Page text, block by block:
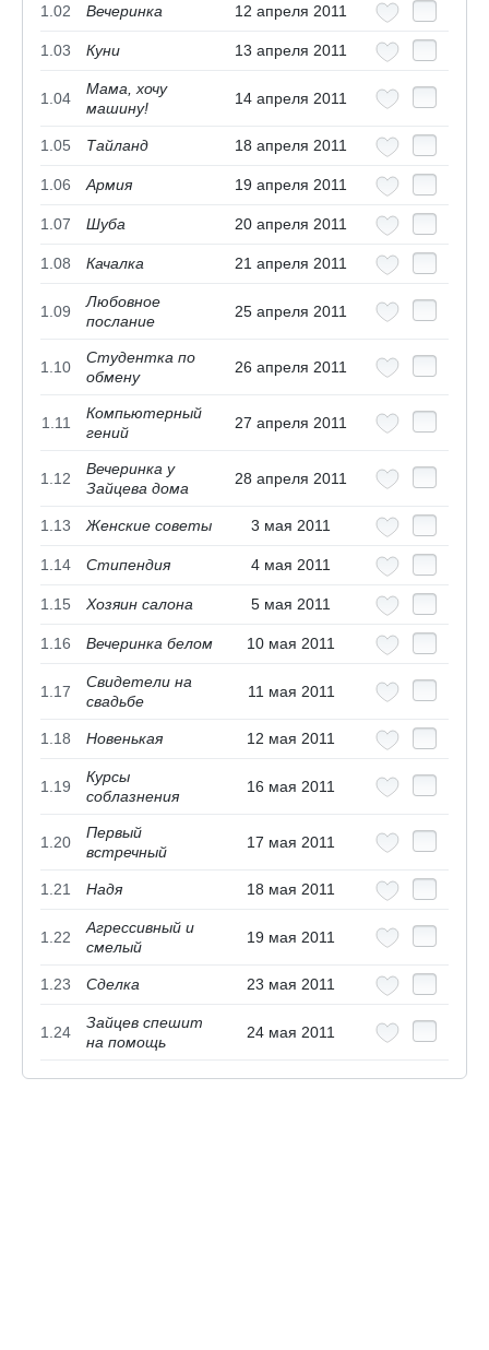
1.02 Вечеринка 12 апреля 2011
1.03 Куни 13 апреля 2011
1.04
Мама, хочу
машину!
14 апреля 2011
1.05 Тайланд 18 апреля 2011
1.06 Армия 19 апреля 2011
1.07 Шуба 20 апреля 2011
1.08 Качалка 21 апреля 2011
1.09
Любовное
послание
25 апреля 2011
1.10
Студентка по
обмену
26 апреля 2011
1.11
Компьютерный
гений
27 апреля 2011
1.12
Вечеринка у
Зайцева дома
28 апреля 2011
1.13 Женские советы 3 мая 2011
1.14 Стипендия 4 мая 2011
1.15 Хозяин салона 5 мая 2011
1.16 Вечеринка белом 10 мая 2011
1.17
Свидетели на
свадьбе
11 мая 2011
1.18 Новенькая 12 мая 2011
1.19
Курсы
соблазнения
16 мая 2011
1.20
Первый
встречный
17 мая 2011
1.21 Надя 18 мая 2011
1.22
Агрессивный и
смелый
19 мая 2011
1.23 Сделка 23 мая 2011
1.24
Зайцев спешит
на помощь
24 мая 2011